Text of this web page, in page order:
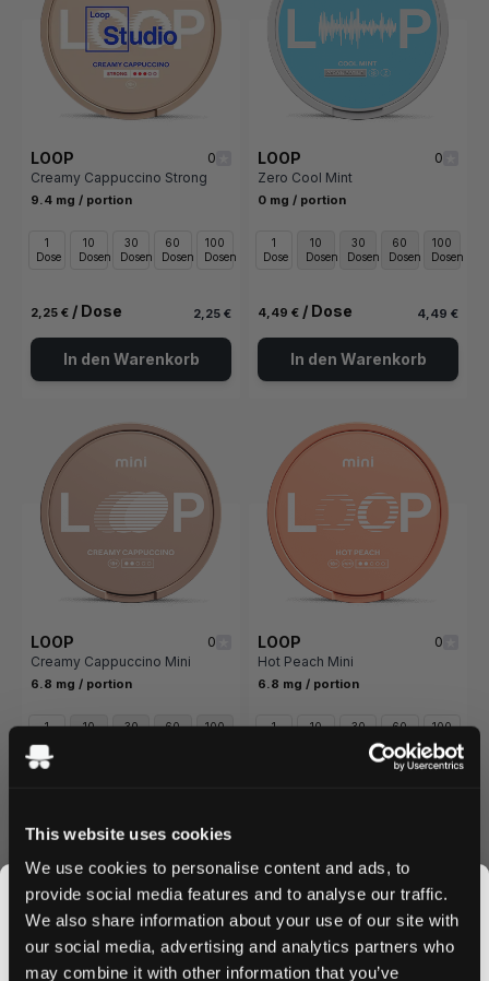
This website uses cookies
We use cookies to personalise content and ads, to
provide social media features and to analyse our traffic.
We also share information about your use of our site with
our social media, advertising and analytics partners who
may combine it with other information that you’ve
LOOP
0
Creamy Cappuccino Strong
9.4 mg / portion
1
Dose
10
Dosen
30
Dosen
60
Dosen
100
Dosen
2,25 € / Dose 2,25 €
In den Warenkorb
LOOP
0
Zero Cool Mint
0 mg / portion
1
Dose
10
Dosen
30
Dosen
60
Dosen
100
Dosen
4,49 € / Dose 4,49 €
In den Warenkorb
LOOP
0
Creamy Cappuccino Mini
6.8 mg / portion
1
10
30
60
100
In den Warenkorb
LOOP
0
Hot Peach Mini
6.8 mg / portion
1
10
30
Dosen
60
Dosen
100
Dosen